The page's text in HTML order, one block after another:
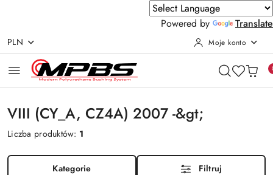
Powered by
Translate
Przejdź do treści głównej
Przejdź do wyszukiwarki
Przejdź do moje konto
Przejdź do menu głównego
Przejdź do stopki
PLN Moje konto
VIII (CY_A, CZ4A) 2007 -&gt;
Liczba produktów: 1
Kategorie Filtruj